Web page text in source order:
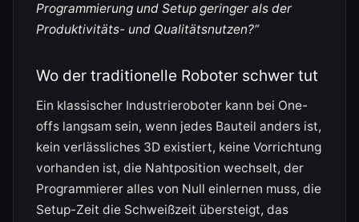
Programmierung und Setup geringer als der
Produktivitäts- und Qualitätsnutzen?“
Wo der traditionelle Roboter schwer tut
Ein klassischer Industrieroboter kann bei One-
offs langsam sein, wenn jedes Bauteil anders ist,
kein verlässliches 3D existiert, keine Vorrichtung
vorhanden ist, die Nahtposition wechselt, der
Programmierer alles von Null einlernen muss, die
Setup-Zeit die Schweißzeit übersteigt, das